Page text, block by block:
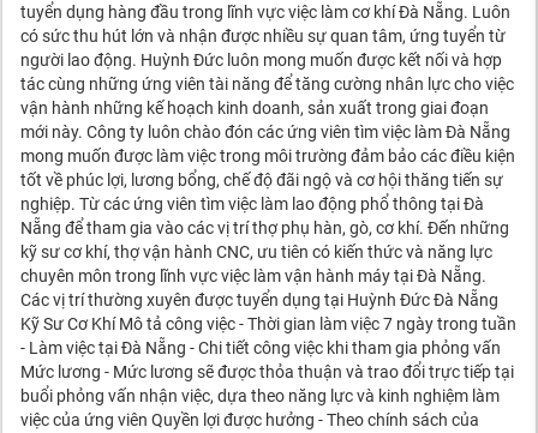
tuyển dụng hàng đầu trong lĩnh vực việc làm cơ khí Đà Nẵng. Luôn
có sức thu hút lớn và nhận được nhiều sự quan tâm, ứng tuyển từ
người lao động. Huỳnh Đức luôn mong muốn được kết nối và hợp
tác cùng những ứng viên tài năng để tăng cường nhân lực cho việc
vận hành những kế hoạch kinh doanh, sản xuất trong giai đoạn
mới này. Công ty luôn chào đón các ứng viên tìm việc làm Đà Nẵng
mong muốn được làm việc trong môi trường đảm bảo các điều kiện
tốt về phúc lợi, lương bổng, chế độ đãi ngộ và cơ hội thăng tiến sự
nghiệp. Từ các ứng viên tìm việc làm lao động phổ thông tại Đà
Nẵng để tham gia vào các vị trí thợ phụ hàn, gò, cơ khí. Đến những
kỹ sư cơ khí, thợ vận hành CNC, ưu tiên có kiến thức và năng lực
chuyên môn trong lĩnh vực việc làm vận hành máy tại Đà Nẵng.
Các vị trí thường xuyên được tuyển dụng tại Huỳnh Đức Đà Nẵng
Kỹ Sư Cơ Khí Mô tả công việc - Thời gian làm việc 7 ngày trong tuần
- Làm việc tại Đà Nẵng - Chi tiết công việc khi tham gia phỏng vấn
Mức lương - Mức lương sẽ được thỏa thuận và trao đổi trực tiếp tại
buổi phỏng vấn nhận việc, dựa theo năng lực và kinh nghiệm làm
việc của ứng viên Quyền lợi được hưởng - Theo chính sách của